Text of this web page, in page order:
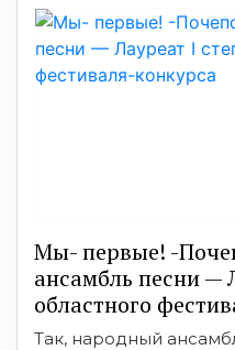
Мы- первые! -
ансамбль песни —
областного
Так, народный